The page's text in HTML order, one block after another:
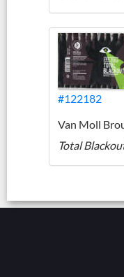
#122182
Van Moll
Total
© 2002 - 2026 ::